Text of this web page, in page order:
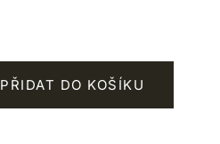
PŘIDAT DO KOŠÍKU